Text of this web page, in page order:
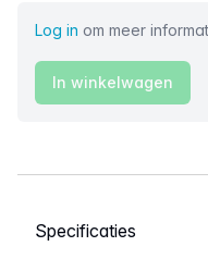
Log in om meer
In winkelwagen
Selecteer een tabblad